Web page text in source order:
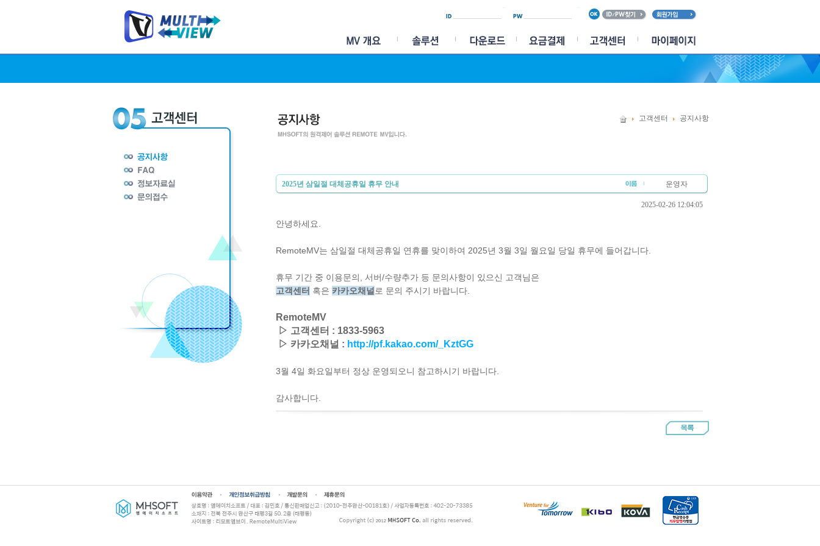
고객센터 공지사항
2025년 삼일절 대체공휴일 휴무 안내 운영자
2025-02-26 12:04:05
안녕하세요.
RemoteMV는 삼일절 대체공휴일 연휴를 맞이하여 2025년 3월 3일 월요일 당일 휴무에 들어갑니다.
휴무 기간 중 이용문의, 서버/수량추가 등 문의사항이 있으신 고객님은
고객센터 혹은 카카오채널 로 문의 주시기 바랍니다.
RemoteMV
▷ 고객센터 : 1833-5963
▷ 카카오채널 : http://pf.kakao.com/_KztGG
3월 4일 화요일부터 정상 운영되오니 참고하시기 바랍니다.
감사합니다.